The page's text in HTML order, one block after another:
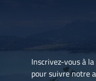
Inscrivez-vous à
pour suivre notre